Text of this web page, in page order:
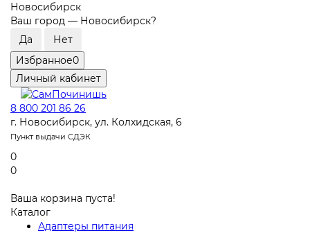
Новосибирск
Ваш город — Новосибирск?
Избранное0
Личный кабинет
8 800 201 86 26
г. Новосибирск, ул. Колхидская, 6
Пункт выдачи СДЭК
0
0
Ваша корзина пуста!
Каталог
Адаптеры питания